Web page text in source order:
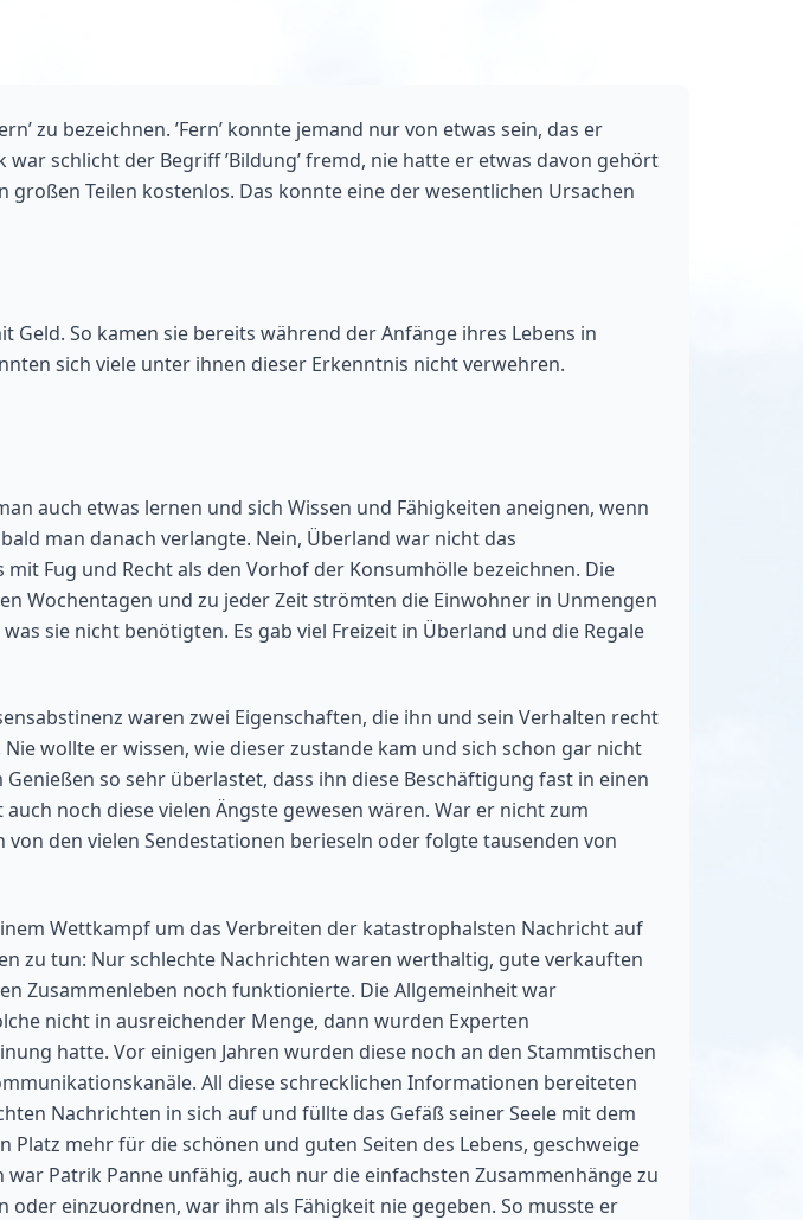
zu bezeichnen. ’Fern’ konnte jemand nur von etwas sein, das er
schlicht der Begriff ’Bildung’ fremd, nie hatte er etwas davon gehört
Teilen kostenlos. Das konnte eine der wesentlichen Ursachen
So kamen sie bereits während der Anfänge ihres Lebens in
sich viele unter ihnen dieser Erkenntnis nicht verwehren.
auch etwas lernen und sich Wissen und Fähigkeiten aneignen, wenn
man danach verlangte. Nein, Überland war nicht das
Fug und Recht als den Vorhof der Konsumhölle bezeichnen. Die
Wochentagen und zu jeder Zeit strömten die Einwohner in Unmengen
sie nicht benötigten. Es gab viel Freizeit in Überland und die Regale
waren zwei Eigenschaften, die ihn und sein Verhalten recht
wollte er wissen, wie dieser zustande kam und sich schon gar nicht
so sehr überlastet, dass ihn diese Beschäftigung fast in einen
noch diese vielen Ängste gewesen wären. War er nicht zum
den vielen Sendestationen berieseln oder folgte tausenden von
Wettkampf um das Verbreiten der katastrophalsten Nachricht auf
zu tun: Nur schlechte Nachrichten waren werthaltig, gute verkauften
Zusammenleben noch funktionierte. Die Allgemeinheit war
nicht in ausreichender Menge, dann wurden Experten
hatte. Vor einigen Jahren wurden diese noch an den Stammtischen
All diese schrecklichen Informationen bereiteten
Nachrichten in sich auf und füllte das Gefäß seiner Seele mit dem
mehr für die schönen und guten Seiten des Lebens, geschweige
Patrik Panne unfähig, auch nur die einfachsten Zusammenhänge zu
einzuordnen, war ihm als Fähigkeit nie gegeben. So musste er